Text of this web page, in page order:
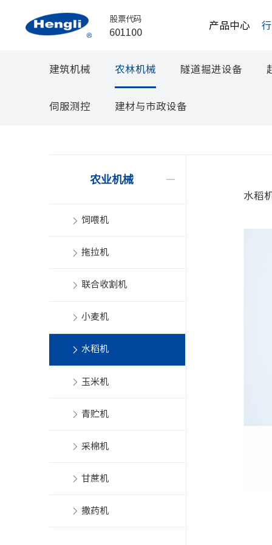
股票代码
601100
产品中心
建筑机械 农林机械 隧道掘进设备
伺服测控 建材与市政设备
农业机械
饲喂机
拖拉机
联合收割机
小麦机
水稻机
玉米机
青贮机
采棉机
甘蔗机
撒药机
水稻